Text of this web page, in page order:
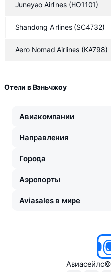
Juneyao Airlines (HO1101)
Shandong Airlines (SC4732)
Aero Nomad Airlines (KA798)
Отели в Вэньчжоу
Авиакомпании
Направления
Города
Аэропорты
Aviasales в мире
Авиасейлс©